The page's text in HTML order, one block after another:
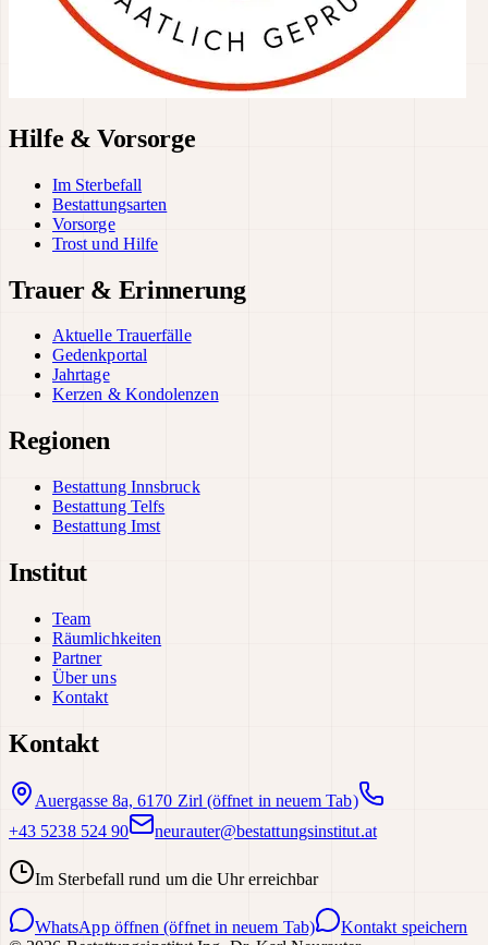
Hilfe & Vorsorge
Im Sterbefall
Bestattungsarten
Vorsorge
Trost und Hilfe
Trauer & Erinnerung
Aktuelle Trauerfälle
Gedenkportal
Jahrtage
Kerzen & Kondolenzen
Regionen
Bestattung Innsbruck
Bestattung Telfs
Bestattung Imst
Institut
Team
Räumlichkeiten
Partner
Über uns
Kontakt
Kontakt
Auergasse 8a, 6170 Zirl (öffnet in neuem Tab)
+43 5238 524 90
neurauter@bestattungsinstitut.at
Im Sterbefall rund um die Uhr erreichbar
WhatsApp öffnen (öffnet in neuem Tab)
Kontakt speichern